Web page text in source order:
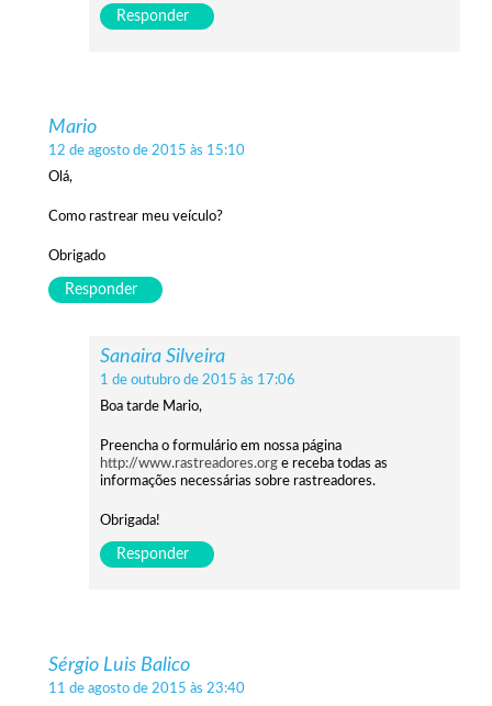
Responder
Mario
12 de agosto de 2015 às 15:10
Olá,
Como rastrear meu veículo?
Obrigado
Responder
Sanaira Silveira
1 de outubro de 2015 às 17:06
Boa tarde Mario,
Preencha o formulário em nossa página
http://www.rastreadores.org e receba todas as
informações necessárias sobre rastreadores.
Obrigada!
Responder
Sérgio Luis Balico
11 de agosto de 2015 às 23:40